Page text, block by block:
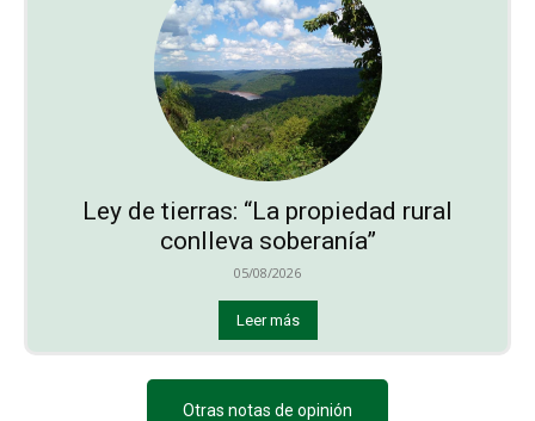
Ley de tierras: “La propiedad rural
conlleva soberanía”
05/08/2026
Leer más
Otras notas de opinión